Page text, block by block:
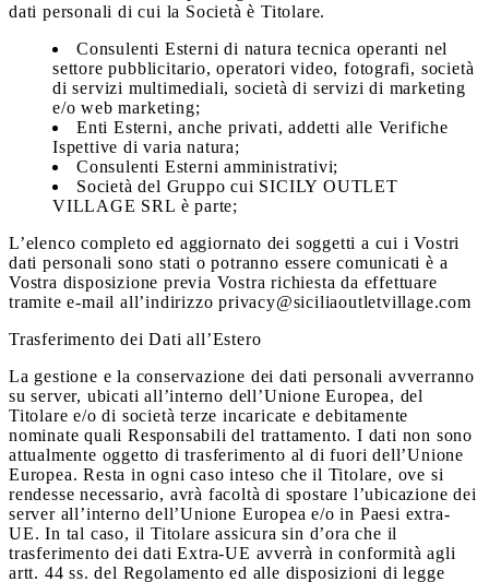
dati personali di cui la Società è Titolare.
Consulenti Esterni di natura tecnica operanti nel
settore pubblicitario, operatori video, fotografi, società
di servizi multimediali, società di servizi di marketing
e/o web marketing;
Enti Esterni, anche privati, addetti alle Verifiche
Ispettive di varia natura;
Consulenti Esterni amministrativi;
Società del Gruppo cui SICILY OUTLET
VILLAGE SRL è parte;
L’elenco completo ed aggiornato dei soggetti a cui i Vostri
dati personali sono stati o potranno essere comunicati è a
Vostra disposizione previa Vostra richiesta da effettuare
tramite e-mail all’indirizzo privacy@siciliaoutletvillage.com
Trasferimento dei Dati all’Estero
La gestione e la conservazione dei dati personali avverranno
su server, ubicati all’interno dell’Unione Europea, del
Titolare e/o di società terze incaricate e debitamente
nominate quali Responsabili del trattamento. I dati non sono
attualmente oggetto di trasferimento al di fuori dell’Unione
Europea. Resta in ogni caso inteso che il Titolare, ove si
rendesse necessario, avrà facoltà di spostare l’ubicazione dei
server all’interno dell’Unione Europea e/o in Paesi extra-
UE. In tal caso, il Titolare assicura sin d’ora che il
trasferimento dei dati Extra-UE avverrà in conformità agli
artt. 44 ss. del Regolamento ed alle disposizioni di legge